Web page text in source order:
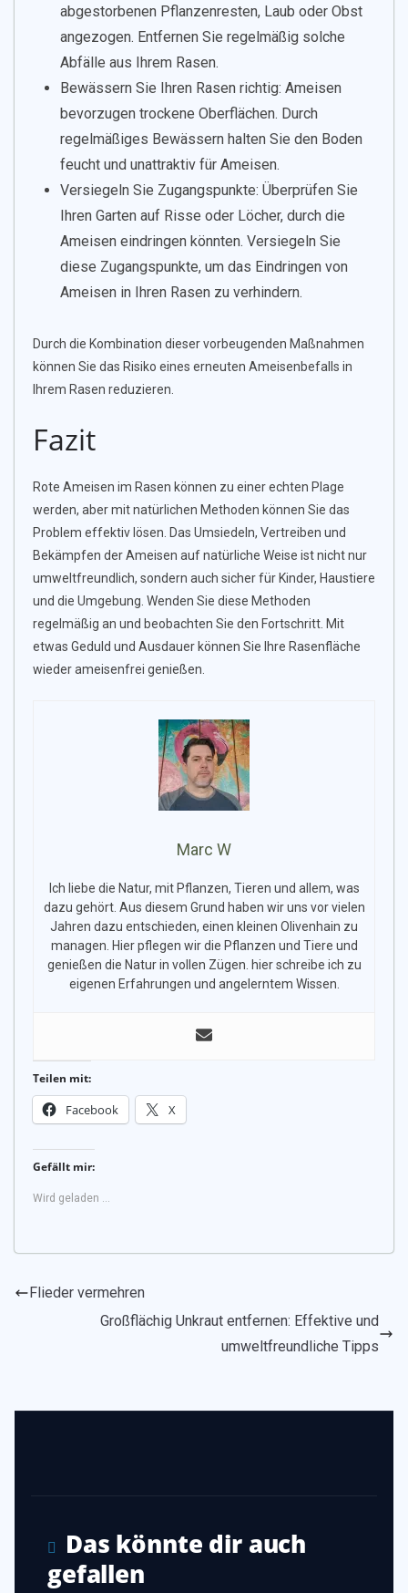
abgestorbenen Pflanzenresten, Laub oder Obst
angezogen. Entfernen Sie regelmäßig solche
Abfälle aus Ihrem Rasen.
Bewässern Sie Ihren Rasen richtig: Ameisen
bevorzugen trockene Oberflächen. Durch
regelmäßiges Bewässern halten Sie den Boden
feucht und unattraktiv für Ameisen.
Versiegeln Sie Zugangspunkte: Überprüfen Sie
Ihren Garten auf Risse oder Löcher, durch die
Ameisen eindringen könnten. Versiegeln Sie
diese Zugangspunkte, um das Eindringen von
Ameisen in Ihren Rasen zu verhindern.
Durch die Kombination dieser vorbeugenden Maßnahmen
können Sie das Risiko eines erneuten Ameisenbefalls in
Ihrem Rasen reduzieren.
Fazit
Rote Ameisen im Rasen können zu einer echten Plage
werden, aber mit natürlichen Methoden können Sie das
Problem effektiv lösen. Das Umsiedeln, Vertreiben und
Bekämpfen der Ameisen auf natürliche Weise ist nicht nur
umweltfreundlich, sondern auch sicher für Kinder, Haustiere
und die Umgebung. Wenden Sie diese Methoden
regelmäßig an und beobachten Sie den Fortschritt. Mit
etwas Geduld und Ausdauer können Sie Ihre Rasenfläche
wieder ameisenfrei genießen.
Marc W
Ich liebe die Natur, mit Pflanzen, Tieren und allem, was
dazu gehört. Aus diesem Grund haben wir uns vor vielen
Jahren dazu entschieden, einen kleinen Olivenhain zu
managen. Hier pflegen wir die Pflanzen und Tiere und
genießen die Natur in vollen Zügen. hier schreibe ich zu
eigenen Erfahrungen und angelerntem Wissen.
Teilen mit:
Facebook X
Gefällt mir:
Wird geladen …
Flieder vermehren
Großflächig Unkraut entfernen: Effektive und
umweltfreundliche Tipps
Das könnte dir auch
gefallen